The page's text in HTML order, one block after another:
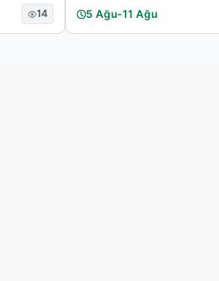
14 5 Ağu-11 Ağu